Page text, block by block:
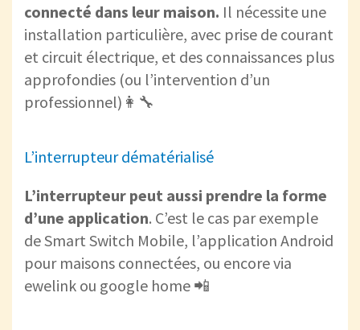
connecté dans leur maison. Il nécessite une
installation particulière, avec prise de courant
et circuit électrique, et des connaissances plus
approfondies (ou l’intervention d’un
professionnel)👩‍🔧
L’interrupteur dématérialisé
L’interrupteur peut aussi prendre la forme
d’une application. C’est le cas par exemple
de Smart Switch Mobile, l’application Android
pour maisons connectées, ou encore via
ewelink ou google home 📲